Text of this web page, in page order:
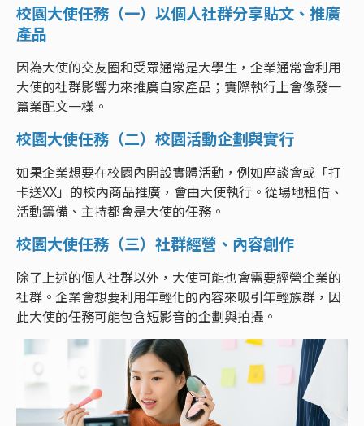
校園大使任務（一）以個人社群分享貼文、推廣
產品
因為大使的交友圈和受眾通常是大學生，企業通常會利用
大使的社群影響力來推廣自家產品；實際執行上會像發一
篇業配文一樣。
校園大使任務（二）校園活動企劃與實行
如果企業想要在校園內開設實體活動，例如座談會或「打
卡送XX」的校內商品推廣，會由大使執行。從場地租借、
活動籌備、主持都會是大使的任務。
校園大使任務（三）社群經營、內容創作
除了上述的個人社群以外，大使可能也會需要經營企業的
社群。企業會想要利用年輕化的內容來吸引年輕族群，因
此大使的任務可能包含短影音的企劃與拍攝。